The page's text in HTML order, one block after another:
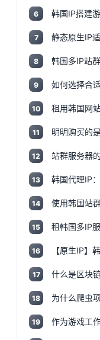
6
7 静态原生IP
8 韩国多IP站
9
10 租用韩国网
11
12
13 韩国代理IP
14 使用韩国站
15
16 【原生IP】
17
18 为什么爬虫
19 作为游戏工